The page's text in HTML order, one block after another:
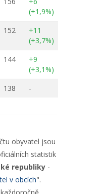
(+1,9%)
152
+11
(+3,7%)
144
+9
(+3,1%)
138 -
obyvatel jsou
statistik
republiky -
v obcích".